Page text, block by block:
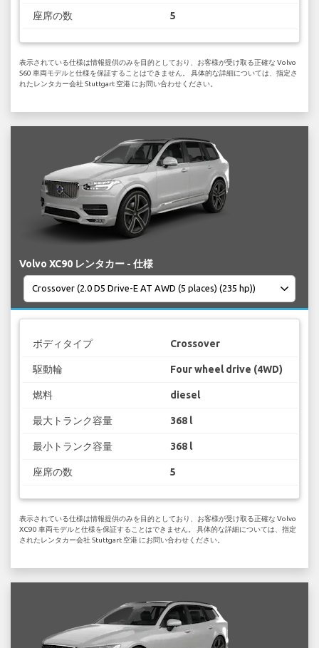
座席の数 5
表示されている仕様は情報提供のみを目的としており、お客様が受け取る正確な Volvo
S60 車両モデルと仕様を保証することはできません。 具体的な詳細については、指定さ
れたレンタカー会社 Stuttgart 空港 にお問い合わせください。
Volvo XC90 レンタカー - 仕様
ボディタイプ Crossover
駆動輪 Four wheel drive (4WD)
燃料 diesel
最大トランク容量 368 l
最小トランク容量 368 l
座席の数 5
表示されている仕様は情報提供のみを目的としており、お客様が受け取る正確な Volvo
XC90 車両モデルと仕様を保証することはできません。 具体的な詳細については、指定
されたレンタカー会社 Stuttgart 空港 にお問い合わせください。